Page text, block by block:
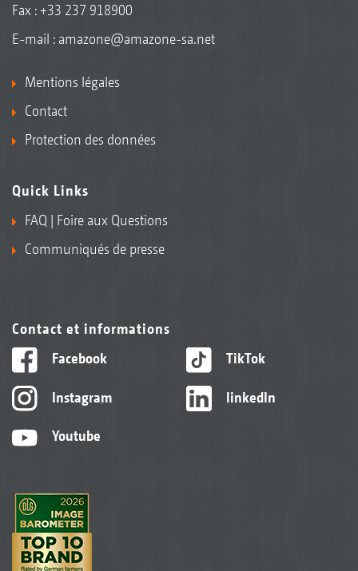
Fax : +33 237 918900
E-mail : amazone@amazone-sa.net
Mentions légales
Contact
Protection des données
Quick Links
FAQ | Foire aux Questions
Communiqués de presse
Contact et informations
Facebook
Instagram
Youtube
TikTok
linkedIn